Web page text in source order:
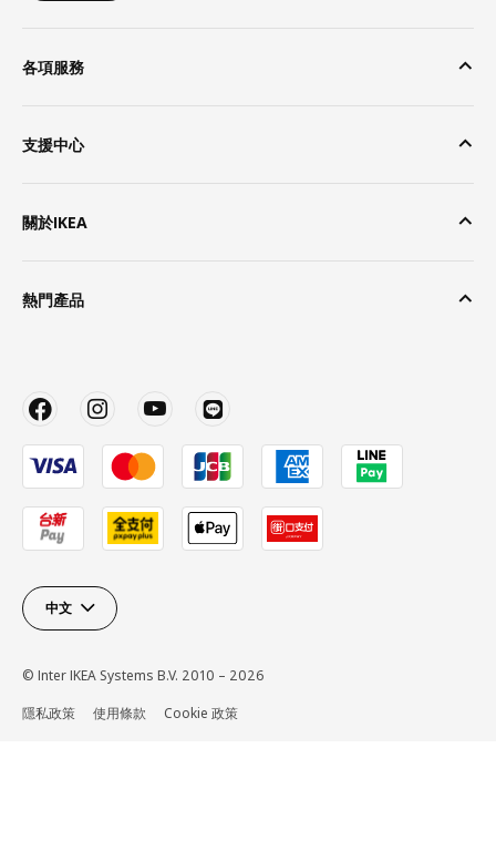
各項服務
支援中心
關於IKEA
熱門產品
中文
© Inter IKEA Systems B.V. 2010 – 2026
隱私政策
使用條款 Cookie 政策